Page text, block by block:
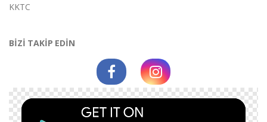
KKTC
BİZİ TAKİP EDİN